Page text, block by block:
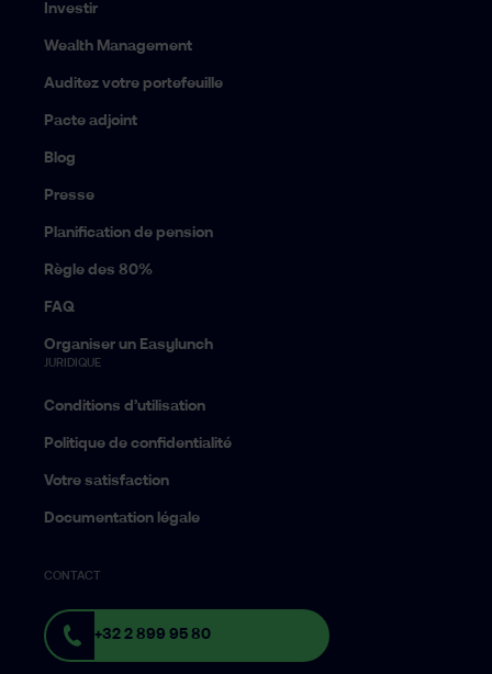
Investir
Wealth Management
Auditez votre portefeuille
Pacte adjoint
Blog
Presse
Planification de pension
Règle des 80%
FAQ
Organiser un Easylunch
JURIDIQUE
Conditions d’utilisation
Politique de confidentialité
Votre satisfaction
Documentation légale
CONTACT
+32 2 899 95 80